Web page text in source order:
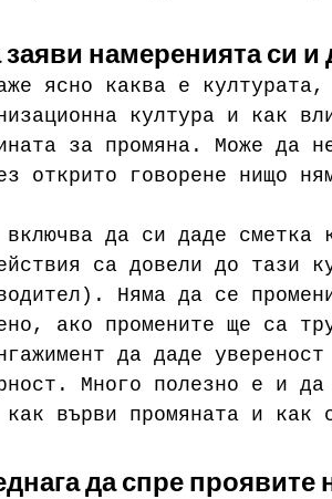
заяви намеренията си
ясно каква е
култура и как
за промяна. Може да
открито говорене нищо
включва да си даде сметка
са довели до тази
Няма да се
ако промените ще са
да даде
Много полезно е и
как върви промяната и как
да спре проявите